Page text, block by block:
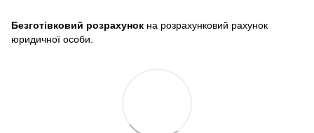
Безготівковий розрахунок на розрахунковий рахунок
юридичної особи.